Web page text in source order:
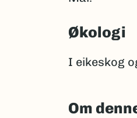
Økologi
I eikeskog
Om